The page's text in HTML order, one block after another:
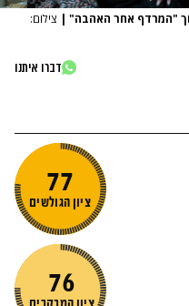
"המרדף אחר האהבה" | צילום:
דברו איתנו